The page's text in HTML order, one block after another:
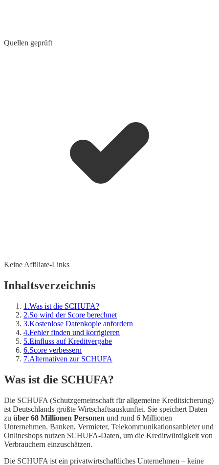
Quellen geprüft
Keine Affiliate-Links
Inhaltsverzeichnis
1 .Was ist die SCHUFA?
2.So wird der Score berechnet
3.Kostenlose Datenkopie anfordern
4.Fehler finden und korrigieren
5.Einfluss auf Kreditvergabe
6.Score verbessern
7.Alternativen zur SCHUFA
Was ist die SCHUFA?
Die SCHUFA (Schutzgemeinschaft für allgemeine Kreditsicherung)
ist Deutschlands größte Wirtschaftsauskunftei. Sie speichert Daten
zu über 68 Millionen Personen und rund 6 Millionen
Unternehmen. Banken, Vermieter, Telekommunikationsanbieter und
Onlineshops nutzen SCHUFA-Daten, um die Kreditwürdigkeit von
Verbrauchern einzuschätzen.
Die SCHUFA ist ein privatwirtschaftliches Unternehmen – keine